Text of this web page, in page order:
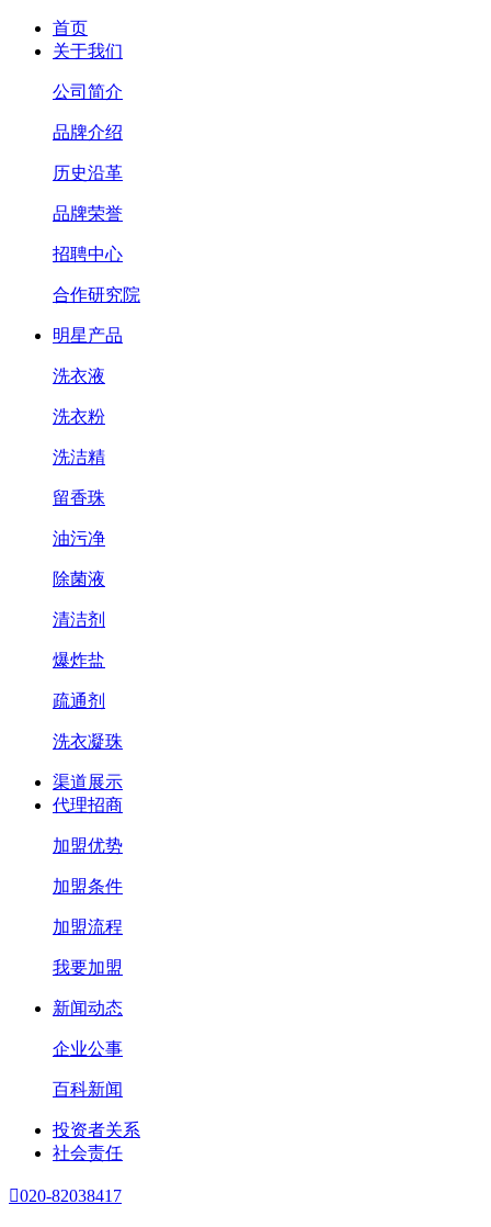
首页
关于我们
公司简介
品牌介绍
历史沿革
品牌荣誉
招聘中心
合作研究院
明星产品
洗衣液
洗衣粉
洗洁精
留香珠
油污净
除菌液
清洁剂
爆炸盐
疏通剂
洗衣凝珠
渠道展示
代理招商
加盟优势
加盟条件
加盟流程
我要加盟
新闻动态
企业公事
百科新闻
投资者关系
社会责任
020-82038417